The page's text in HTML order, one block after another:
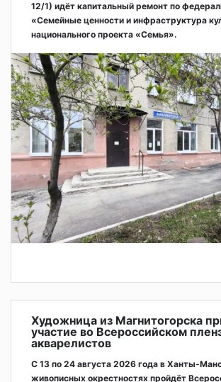
12/1) идёт капитальный ремонт по
«Семейные ценности и инфраструктура
национального проекта «Семья».
Художница из Магнитогорска
участие во Всероссийском
акварелистов
С 13 по 24 августа 2026 года в Ханты-
живописных окрестностях пройдёт